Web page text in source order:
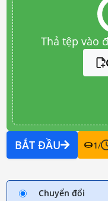
Thả tệp vào
BẮT ĐẦU 1/
Chuyển đổi